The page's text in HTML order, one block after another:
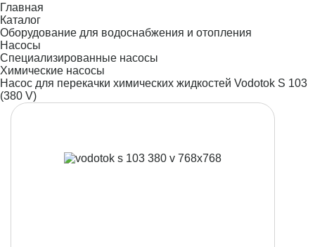
Главная
Каталог
Оборудование для водоснабжения и отопления
Насосы
Специализированные насосы
Химические насосы
Насос для перекачки химических жидкостей Vodotok S 103
(380 V)